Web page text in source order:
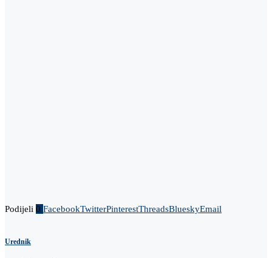
Podijeli 0 FacebookTwitterPinterestThreadsBlueskyEmail
Urednik